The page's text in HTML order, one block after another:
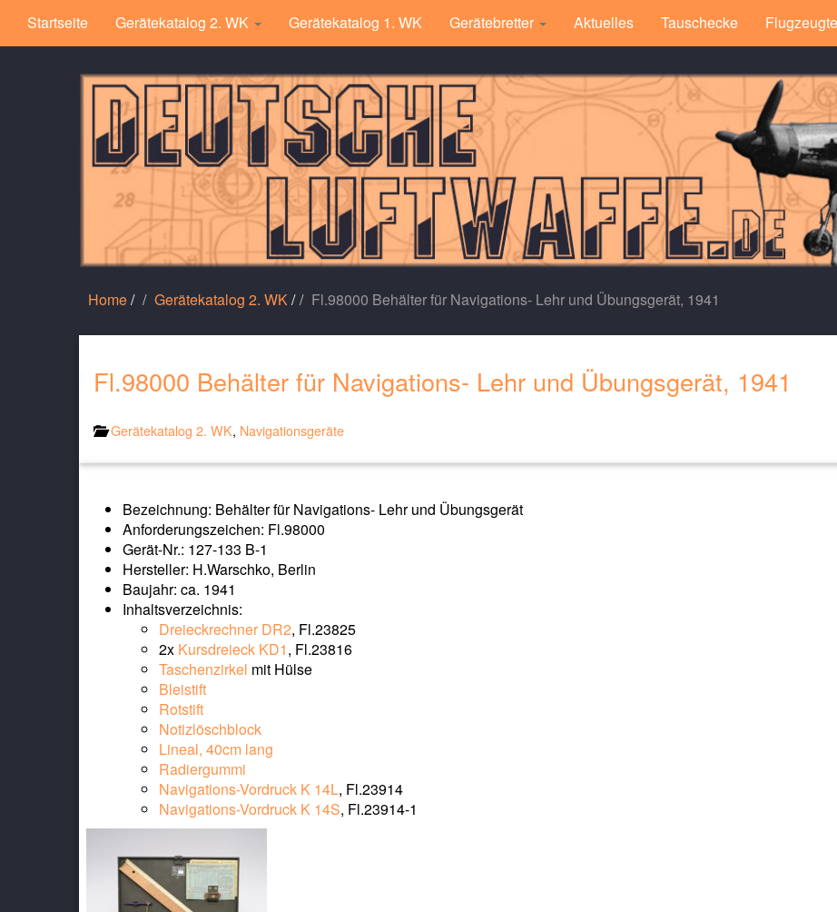
Startseite Gerätekatalog 2. WK Gerätekatalog 1. WK Gerätebretter Aktuelles Tauschecke
Home/ Gerätekatalog 2. WK / Fl.98000 Behälter für Navigations- Lehr und Übungsgerät, 1941
Fl.98000 Behälter für Navigations- Lehr und Übungsgerät, 1941
Gerätekatalog 2. WK, Navigationsgeräte
Bezeichnung: Behälter für Navigations- Lehr und Übungsgerät
Anforderungszeichen: Fl.98000
Gerät-Nr.: 127-133 B-1
Hersteller: H.Warschko, Berlin
Baujahr: ca. 1941
Inhaltsverzeichnis:
Dreieckrechner DR2, Fl.23825
2x Kursdreieck KD1, Fl.23816
Taschenzirkel mit Hülse
Bleistift
Rotstift
Notizlöschblock
Lineal, 40cm lang
Radiergummi
Navigations-Vordruck K 14L, Fl.23914
Navigations-Vordruck K 14S, Fl.23914-1